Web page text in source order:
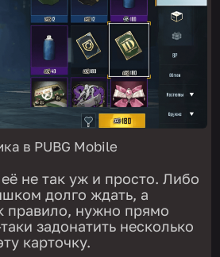
в PUBG Mobile
не так уж и просто. Либо
долго ждать, а
правило, нужно прямо
задонатить несколько
карточку.